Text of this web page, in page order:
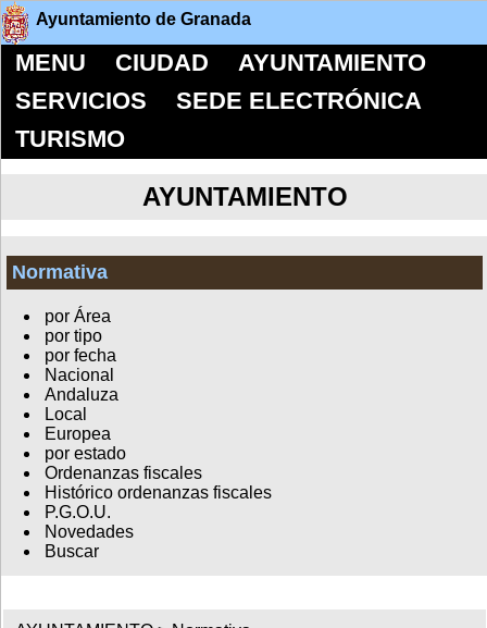
Ayuntamiento de Granada
MENU CIUDAD
AYUNTAMIENTO
SERVICIOS
SEDE ELECTRÓNICA
TURISMO
AYUNTAMIENTO
Normativa
por Área
por tipo
por fecha
Nacional
Andaluza
Local
Europea
por estado
Ordenanzas fiscales
Histórico ordenanzas fiscales
P.G.O.U.
Novedades
Buscar